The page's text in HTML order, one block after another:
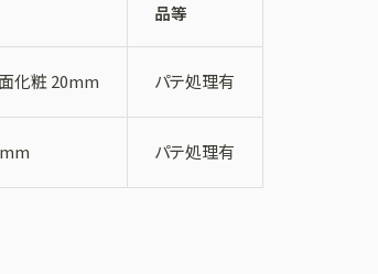
品等
化粧 20mm パテ処理有
パテ処理有